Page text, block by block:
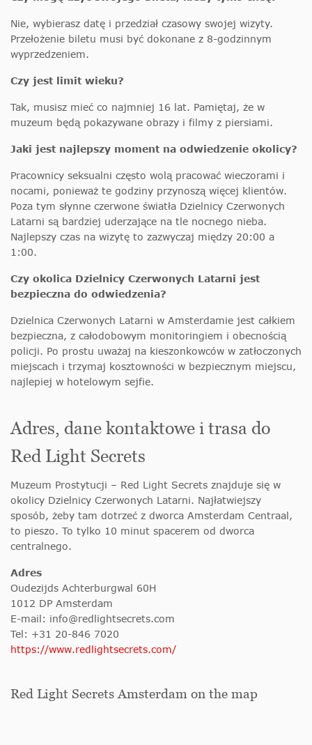
Nie, wybierasz datę i przedział czasowy swojej wizyty.
Przełożenie biletu musi być dokonane z 8-godzinnym
wyprzedzeniem.
Czy jest limit wieku?
Tak, musisz mieć co najmniej 16 lat. Pamiętaj, że w
muzeum będą pokazywane obrazy i filmy z piersiami.
Jaki jest najlepszy moment na odwiedzenie okolicy?
Pracownicy seksualni często wolą pracować wieczorami i
nocami, ponieważ te godziny przynoszą więcej klientów.
Poza tym słynne czerwone światła Dzielnicy Czerwonych
Latarni są bardziej uderzające na tle nocnego nieba.
Najlepszy czas na wizytę to zazwyczaj między 20:00 a
1:00.
Czy okolica Dzielnicy Czerwonych Latarni jest
bezpieczna do odwiedzenia?
Dzielnica Czerwonych Latarni w Amsterdamie jest całkiem
bezpieczna, z całodobowym monitoringiem i obecnością
policji. Po prostu uważaj na kieszonkowców w zatłoczonych
miejscach i trzymaj kosztowności w bezpiecznym miejscu,
najlepiej w hotelowym sejfie.
Adres, dane kontaktowe i trasa do
Red Light Secrets
Muzeum Prostytucji – Red Light Secrets znajduje się w
okolicy Dzielnicy Czerwonych Latarni. Najłatwiejszy
sposób, żeby tam dotrzeć z dworca Amsterdam Centraal,
to pieszo. To tylko 10 minut spacerem od dworca
centralnego.
Adres
Oudezijds Achterburgwal 60H
1012 DP Amsterdam
E-mail: info@redlightsecrets.com
Tel: +31 20-846 7020
https://www.redlightsecrets.com/
Red Light Secrets Amsterdam on the map